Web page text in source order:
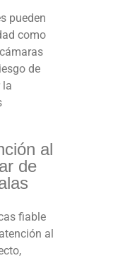
pueden
como
de
la
al
de
fiable
al